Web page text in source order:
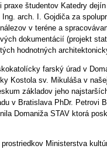
praxe študentov Katedry
Ing. arch. I. Gojdiča za
v teréne a
dokumentácií (projekt
hodnotných
farský úrad v
Kostola sv. Mikuláša v
základov jeho
v Bratislava PhDr. Petrovi
Domaniža STAV ktorá
Ministerstva